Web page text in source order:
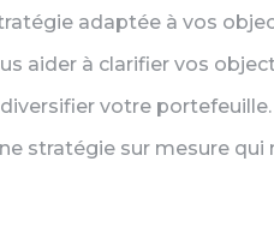
adaptée à vos
aider à clarifier vos
votre
stratégie sur mesure